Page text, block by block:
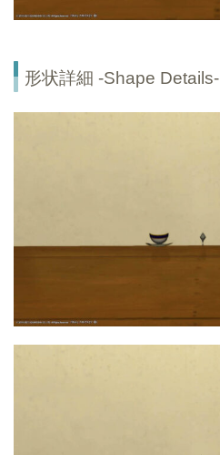
形状詳細 -Shape Details-